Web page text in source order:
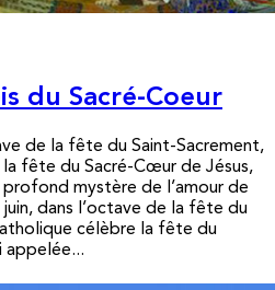
du Sacré-Coeur
de la fête du Saint-Sacrement,
la fête du Sacré-Cœur de Jésus,
mystère de l’amour de
dans l’octave de la fête du
célèbre la fête du
appelée...